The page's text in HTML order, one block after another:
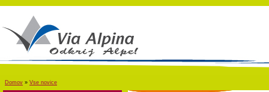
Domov » Vse novice